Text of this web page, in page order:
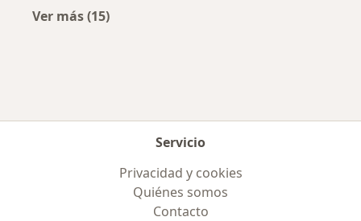
Ver más (15)
Servicio
Privacidad y cookies
Quiénes somos
Contacto